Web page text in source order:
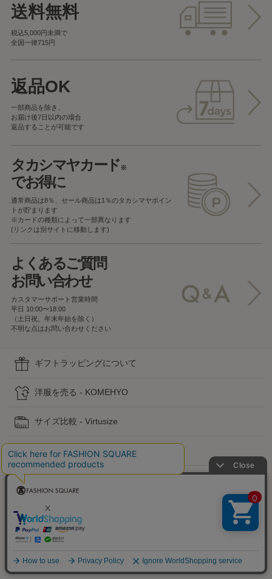
送料無料
税込5,000円未満で
全国一律715円
返品OK
一部商品を除き、
お届け後7日以内の場合
返品することが可能です
タカシマヤカード※
でお得に
通常商品は8％、セール商品は1％のタカシマヤポイン
トが貯まります
※カードの種類によって一部異なります
(リンクは別サイトに移動します)
よくあるご質問
お問い合わせ
カスタマーサポート営業時間
平日 10:00〜18:00
（土日祝、年末年始を除く）
不明な点はお問い合わせください
ギフトラッピングについて
洋服を売る - KOMEHYO
サイズ比較 - Virtusize
お直しサービス
ヘルプ・お問い合わせ
高島屋でのお買い物
公式SNS